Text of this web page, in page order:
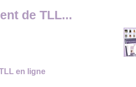
de TLL...
en ligne